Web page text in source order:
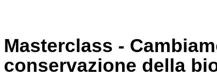
Masterclass -
conservazione della